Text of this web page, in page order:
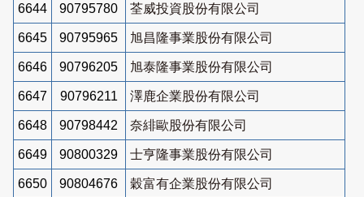
6644 90795780 荃威投資股份有限公司
6645 90795965 旭昌隆事業股份有限公司
6646 90796205 旭泰隆事業股份有限公司
6647 90796211 澤鹿企業股份有限公司
6648 90798442 奈緋歐股份有限公司
6649 90800329 士亨隆事業股份有限公司
6650 90804676
穀富有企業股份有限公司